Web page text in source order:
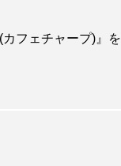
フェチャープ)』を